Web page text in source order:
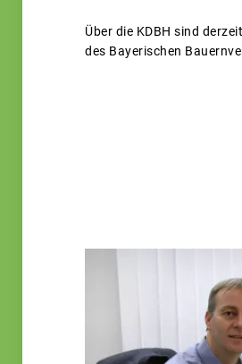
Über die KDBH sind
des Bayerischen